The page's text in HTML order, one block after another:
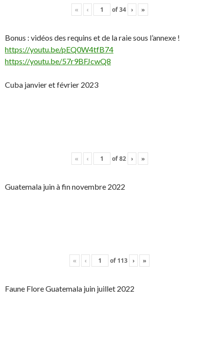
« ‹ of34 › »
Bonus : vidéos des requins et de la raie sous l’annexe !
https://youtu.be/pEQ0W4tfB74
https://youtu.be/57r9BFJcwQ8
Cuba janvier et février 2023
« ‹ of82 › »
Guatemala juin à fin novembre 2022
« ‹ of 113 › »
Faune Flore Guatemala juin juillet 2022